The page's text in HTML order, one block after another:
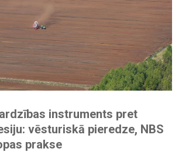
instruments pret
vēsturiskā pieredze, NBS
prakse